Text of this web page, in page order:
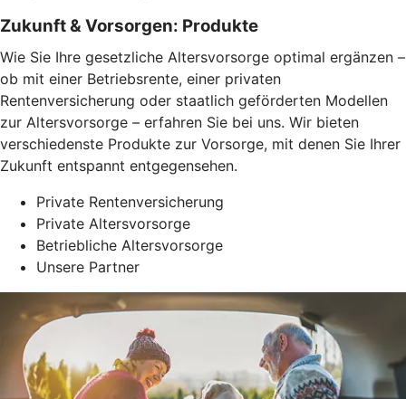
Zukunft & Vorsorgen: Produkte
Wie Sie Ihre gesetzliche Altersvorsorge optimal ergänzen –
ob mit einer Betriebsrente, einer privaten
Rentenversicherung oder staatlich geförderten Modellen
zur Altersvorsorge – erfahren Sie bei uns. Wir bieten
verschiedenste Produkte zur Vorsorge, mit denen Sie Ihrer
Zukunft entspannt entgegensehen.
Private Rentenversicherung
Private Altersvorsorge
Betriebliche Altersvorsorge
Unsere Partner